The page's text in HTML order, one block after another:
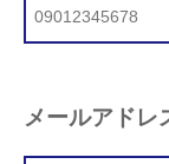
メールアドレ